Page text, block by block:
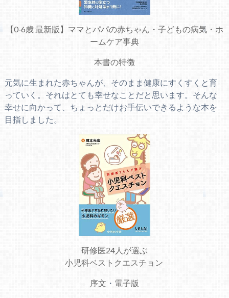
【0‐6歳 最新版】ママとパパの赤ちゃん・子どもの病気・ホ
ームケア事典
本書の特徴
元気に生まれた赤ちゃんが、そのまま健康にすくすくと育
っていく。それはとても幸せなことだと思います。そんな
幸せに向かって、ちょっとだけお手伝いできるような本を
目指しました。
研修医24人が選ぶ
小児科ベストクエスチョン
序文 ・ 電子版